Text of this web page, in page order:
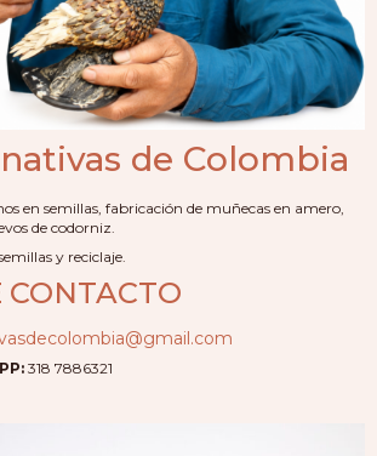
de Colombia
en semillas, fabricación de muñecas en amero,
de codorniz.
y reciclaje.
CONTACTO
318 7886321